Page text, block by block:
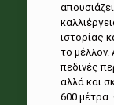
ιστορίας
το
πεδινές
αλλά και
600 μέτρα.